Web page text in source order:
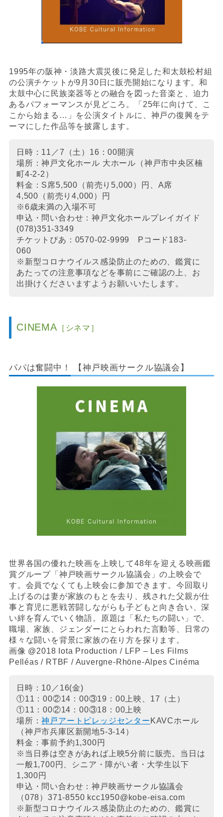
1995年の阪神・淡路大震災後に発足した和太鼓松村組
の公演チケットが9月30日に販売開始になります。和
太鼓中心に民族楽器等との融合を図った音楽と、迫力
あるパフォーマンスが見どころ。「25年に向けて、こ
こから始まる … 」を公演タイトルに、神戸の復興をテ
ーマにした作品等を披露します。
日時：11／7（土）16：00開演
場所：神戸文化ホール 大ホール（神戸市中央区楠
町4-2-2）
料金：S席5,500（前売り5,000）円、A席
4,500 （前売り4,000）円
※6歳未満の入場不可
申込・問い合わせ：神戸文化ホールプレイガイド
(078)351-3349
チケットぴあ：0570-02-9999 Pコード183-
060
※新型コロナウイルス感染防止のための、鑑賞に
あたっての注意事項などを事前にご確認の上、お
出掛けくださいますようお願いいたします。
CINEMA ［シネマ］
パパは奮闘中！ 【神戸映画サークル協議会】
世界各国の優れた映画を上映して48年を迎える映画鑑
賞グループ「神戸映画サークル協議会」の上映会で
す。会員でなくても上映会に参加できます。今回取り
上げるのは妻が家族のもとを去り、残された父親が仕
事と育児に悪戦苦闘しながらも子どもと向き合い、深
い絆を育んでいく物語。原題は「私たちの闘い」で、
職場、家族、ジェンダーにとらわれた言動等、日常の
様々な闘いを背景に家族の在り方を探ります。
画像 @2018 Iota Production / LFP – Les Films
Pelléas / RTBF / Auvergne-Rhöne-Alpes Cinéma
日時：10／16(金)
①11：00②14：00③19：00上映、17（土）
①11：00②14：00③18：00上映
場所：神戸アートビレッジセンター KAVCホール
（神戸市兵庫区新開地5-3-14）
料金：事前予約1,300円
※当日券は空きがあれば上映5分前に販売。当日は
一般1,700円、シニア・障がい者・大学生以下
1,300円
申込・問い合わせ：神戸映画サークル協議会
（078）371-8550 kcc1950@kobe-eisa.com
※新型コロナウイルス感染防止のための、鑑賞に